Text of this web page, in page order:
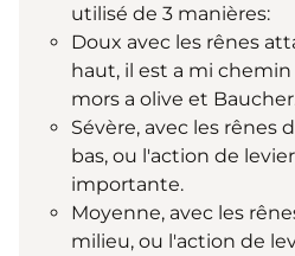
utilisé de 3 manières:
Doux avec les rênes
haut, il est a mi
mors a olive et
Sévère, avec les rênes
bas, ou l'action de
importante.
Moyenne, avec les
milieu, ou l'action de